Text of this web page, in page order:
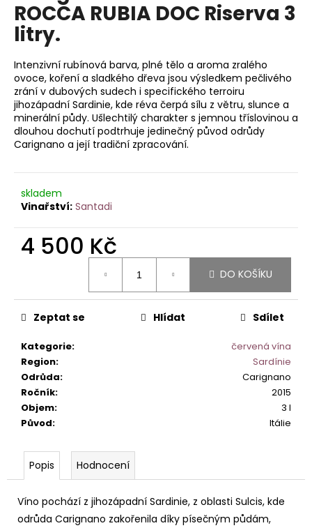
0,0
z
5
ROCCA RUBIA DOC Riserva 3
litry.
Intenzivní rubínová barva, plné tělo a aroma zralého
ovoce, koření a sladkého dřeva jsou výsledkem pečlivého
zrání v dubových sudech i specifického terroiru
jihozápadní Sardinie, kde réva čerpá sílu z větru, slunce a
minerální půdy. Ušlechtilý charakter s jemnou tříslovinou a
dlouhou dochutí podtrhuje jedinečný původ odrůdy
Carignano a její tradiční zpracování.
skladem
Santadi
4 500 Kč
DO KOŠÍKU
Kategorie:
červená vína
Region:
Sardínie
Odrůda:
Carignano
Ročník:
2015
Objem:
3 l
Původ: Itálie
Zeptat se Hlídat Sdílet
Popis Hodnocení
Víno pochází z jihozápadní Sardinie, z oblasti Sulcis, kde
odrůda Carignano zakořenila díky písečným půdám,
a
j
t
?
D
p
u
č
e
m
e
MANDURIA
SANGAETANO
DOP.
349
Kč